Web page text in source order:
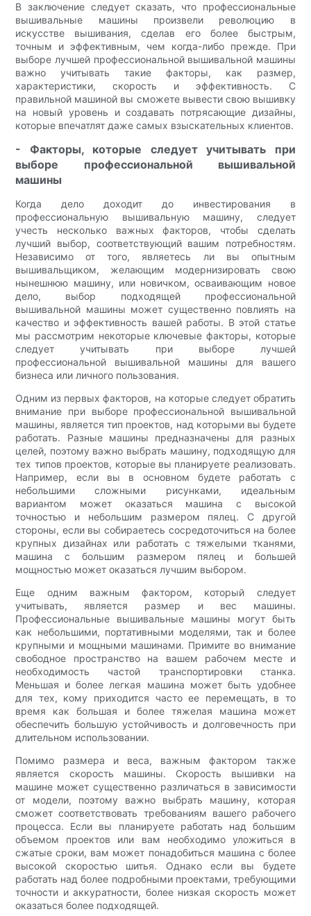
В заключение следует сказать, что профессиональные
вышивальные машины произвели революцию в
искусстве вышивания, сделав его более быстрым,
точным и эффективным, чем когда-либо прежде. При
выборе лучшей профессиональной вышивальной машины
важно учитывать такие факторы, как размер,
характеристики, скорость и эффективность. С
правильной машиной вы сможете вывести свою вышивку
на новый уровень и создавать потрясающие дизайны,
которые впечатлят даже самых взыскательных клиентов.
- Факторы, которые следует учитывать при
выборе профессиональной вышивальной
машины
Когда дело доходит до инвестирования в
профессиональную вышивальную машину, следует
учесть несколько важных факторов, чтобы сделать
лучший выбор, соответствующий вашим потребностям.
Независимо от того, являетесь ли вы опытным
вышивальщиком, желающим модернизировать свою
нынешнюю машину, или новичком, осваивающим новое
дело, выбор подходящей профессиональной
вышивальной машины может существенно повлиять на
качество и эффективность вашей работы. В этой статье
мы рассмотрим некоторые ключевые факторы, которые
следует учитывать при выборе лучшей
профессиональной вышивальной машины для вашего
бизнеса или личного пользования.
Одним из первых факторов, на которые следует обратить
внимание при выборе профессиональной вышивальной
машины, является тип проектов, над которыми вы будете
работать. Разные машины предназначены для разных
целей, поэтому важно выбрать машину, подходящую для
тех типов проектов, которые вы планируете реализовать.
Например, если вы в основном будете работать с
небольшими сложными рисунками, идеальным
вариантом может оказаться машина с высокой
точностью и небольшим размером пялец. С другой
стороны, если вы собираетесь сосредоточиться на более
крупных дизайнах или работать с тяжелыми тканями,
машина с большим размером пялец и большей
мощностью может оказаться лучшим выбором.
Еще одним важным фактором, который следует
учитывать, является размер и вес машины.
Профессиональные вышивальные машины могут быть
как небольшими, портативными моделями, так и более
крупными и мощными машинами. Примите во внимание
свободное пространство на вашем рабочем месте и
необходимость частой транспортировки станка.
Меньшая и более легкая машина может быть удобнее
для тех, кому приходится часто ее перемещать, в то
время как большая и более тяжелая машина может
обеспечить большую устойчивость и долговечность при
длительном использовании.
Помимо размера и веса, важным фактором также
является скорость машины. Скорость вышивки на
машине может существенно различаться в зависимости
от модели, поэтому важно выбрать машину, которая
сможет соответствовать требованиям вашего рабочего
процесса. Если вы планируете работать над большим
объемом проектов или вам необходимо уложиться в
сжатые сроки, вам может понадобиться машина с более
высокой скоростью шитья. Однако если вы будете
работать над более подробными проектами, требующими
точности и аккуратности, более низкая скорость может
оказаться более подходящей.